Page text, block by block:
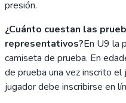
presión.
¿Cuánto cuestan las
representativos?En U9 la
camiseta de prueba. En
de prueba una vez inscrito
jugador debe inscribirse en